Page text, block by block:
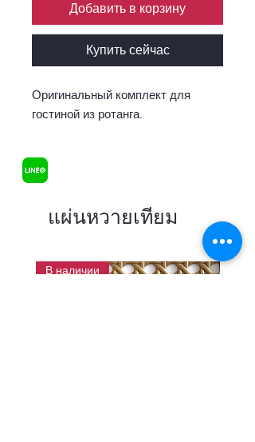
Добавить в корзину
Купить сейчас
Оригинальный комплект для
гостиной из ротанга.
แผ่นหวายเทียม
В наличии